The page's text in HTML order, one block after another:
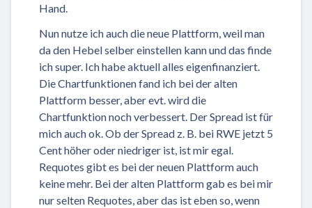
Hand.
Nun nutze ich auch die neue Plattform, weil man
da den Hebel selber einstellen kann und das finde
ich super. Ich habe aktuell alles eigenfinanziert.
Die Chartfunktionen fand ich bei der alten
Plattform besser, aber evt. wird die
Chartfunktion noch verbessert. Der Spread ist für
mich auch ok. Ob der Spread z. B. bei RWE jetzt 5
Cent höher oder niedriger ist, ist mir egal.
Requotes gibt es bei der neuen Plattform auch
keine mehr. Bei der alten Plattform gab es bei mir
nur selten Requotes, aber das ist eben so, wenn